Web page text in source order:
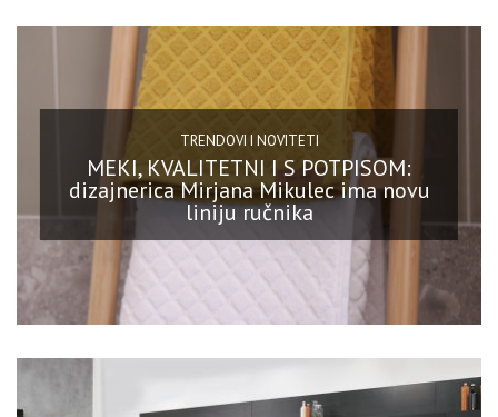
TRENDOVI I NOVITETI
MEKI, KVALITETNI I S POTPISOM:
dizajnerica Mirjana Mikulec ima novu
liniju ručnika